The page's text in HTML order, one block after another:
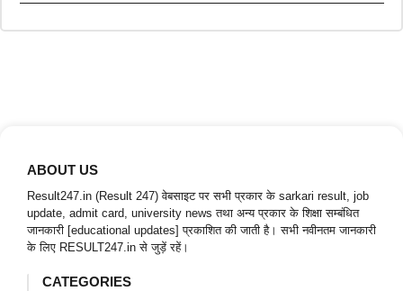
ABOUT US
Result247.in (Result 247) वेबसाइट पर सभी प्रकार के sarkari result, job
update, admit card, university news तथा अन्य प्रकार के शिक्षा सम्बंधित
जानकारी [educational updates] प्रकाशित की जाती है। सभी नवीनतम जानकारी
के लिए RESULT247.in से जुड़ें रहें।
CATEGORIES